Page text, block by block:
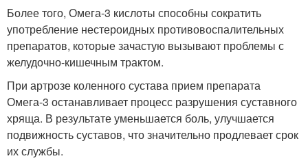
Более того, Омега-3 кислоты способны сократить
употребление нестероидных противовоспалительных
препаратов, которые зачастую вызывают проблемы с
желудочно-кишечным трактом.
При артрозе коленного сустава прием препарата
Омега-3 останавливает процесс разрушения суставного
хряща. В результате уменьшается боль, улучшается
подвижность суставов, что значительно продлевает срок
их службы.